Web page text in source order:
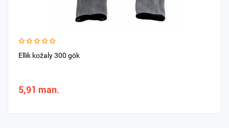
Ellik kožaly 300 gök
5,91 man.